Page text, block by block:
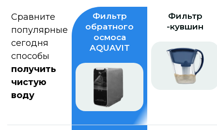
Сравните
популярные
сегодня
способы
получить
чистую
воду
Фильтр
обратного
осмоса
AQUAVIT
Фильтр
-кувшин